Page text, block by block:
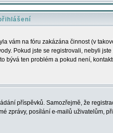
vám na fóru zakázána činnost (v
Pokud jste se registrovali, nebyli
bývá ten problém a pokud není,
příspěvků. Samozřejmě, že
zprávy, posílání e-mailů uživatelům,